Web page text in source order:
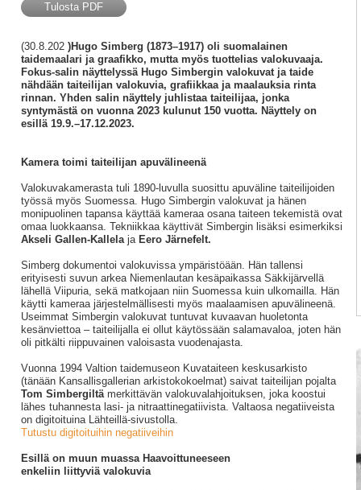
Tulosta PDF
(30.8.202)Hugo Simberg (1873–1917) oli suomalainen
taidemaalari ja graafikko, mutta myös tuottelias valokuvaaja.
Fokus-salin näyttelyssä Hugo Simbergin valokuvat ja taide
nähdään taiteilijan valokuvia, grafiikkaa ja maalauksia rinta
rinnan. Yhden salin näyttely juhlistaa taiteilijaa, jonka
syntymästä on vuonna 2023 kulunut 150 vuotta. Näyttely on
esillä 19.9.–17.12.2023.
Kamera toimi taiteilijan apuvälineenä
Valokuvakamerasta tuli 1890-luvulla suosittu apuväline taiteilijoiden
työssä myös Suomessa. Hugo Simbergin valokuvat ja hänen
monipuolinen tapansa käyttää kameraa osana taiteen tekemistä ovat
omaa luokkaansa. Tekniikkaa käyttivät Simbergin lisäksi esimerkiksi
Akseli Gallen-Kallela jaEero Järnefelt.
Simberg dokumentoi valokuvissa ympäristöään. Hän tallensi
erityisesti suvun arkea Niemenlautan kesäpaikassa Säkkijärvellä
lähellä Viipuria, sekä matkojaan niin Suomessa kuin ulkomailla. Hän
käytti kameraa järjestelmällisesti myös maalaamisen apuvälineenä.
Useimmat Simbergin valokuvat tuntuvat kuvaavan huoletonta
kesänviettoa – taiteilijalla ei ollut käytössään salamavaloa, joten hän
oli pitkälti riippuvainen valoisasta vuodenajasta.
Vuonna 1994 Valtion taidemuseon Kuvataiteen keskusarkisto
(tänään Kansallisgallerian arkistokokoelmat) saivat taiteilijan pojalta
Tom Simbergiltämerkittävän valokuvalahjoituksen, joka koostui
lähes tuhannesta lasi- ja nitraattinegatiivista. Valtaosa negatiiveista
on digitoituina Lähteillä-sivustolla.
Tutustu digitoituihin negatiiveihin
Esillä on muun muassa Haavoittuneeseen
enkeliinliittyviä valokuvia